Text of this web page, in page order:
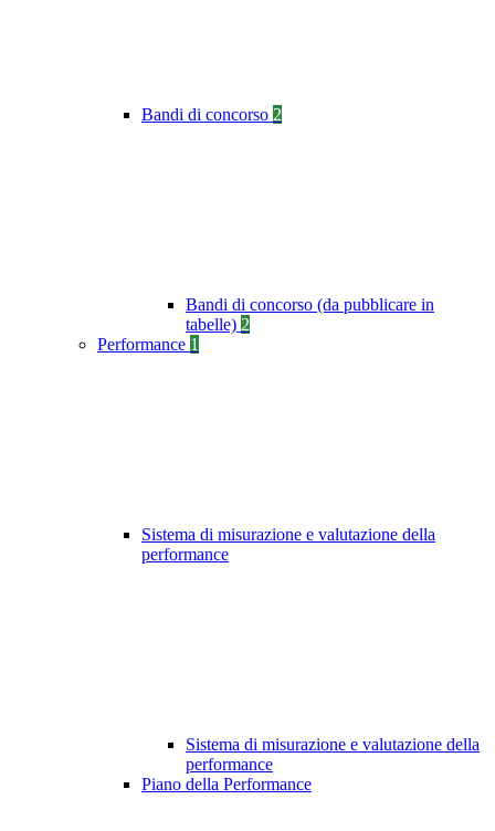
Bandi di concorso 2
Bandi di concorso (da pubblicare in
tabelle) 2
Performance 1
Sistema di misurazione e valutazione della
performance
Sistema di misurazione e valutazione della
performance
Piano della Performance